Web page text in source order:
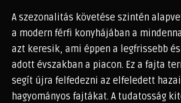
A szezonalitás követése szintén
a modern férfi konyhájában a
azt keresik, ami éppen a legfrissebb
adott évszakban a piacon. Ez a fajta
segít újra felfedezni az elfeledett
hagyományos fajtákat. A tudatosság